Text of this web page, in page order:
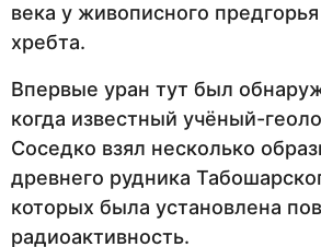
века у живописного
хребта.
Впервые уран тут был
когда известный учёный-
Соседко взял несколько
древнего рудника
которых была установлена
радиоактивность.